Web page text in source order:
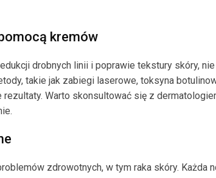
kremów
drobnych linii i poprawie tekstury skóry,
takie jak zabiegi laserowe, toksyna
Warto skonsultować się z
zdrowotnych, w tym raka skóry. Każda